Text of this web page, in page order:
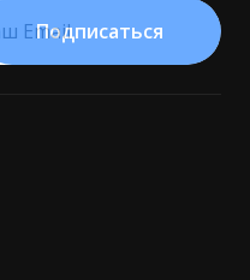
Подписаться